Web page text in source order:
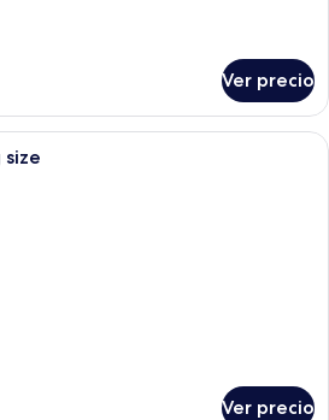
Ver precio
Una habitación de hotel con una
size
Ver precio